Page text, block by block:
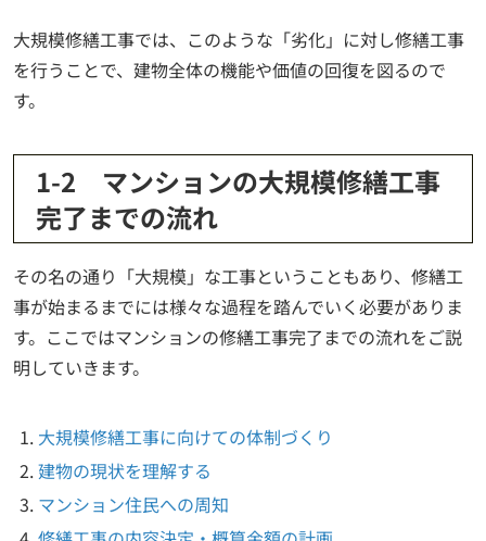
大規模修繕工事では、このような「劣化」に対し修繕工事
を行うことで、建物全体の機能や価値の回復を図るので
す。
1-2 マンションの大規模修繕工事
完了までの流れ
その名の通り「大規模」な工事ということもあり、修繕工
事が始まるまでには様々な過程を踏んでいく必要がありま
す。ここではマンションの修繕工事完了までの流れをご説
明していきます。
大規模修繕工事に向けての体制づくり
建物の現状を理解する
マンション住民への周知